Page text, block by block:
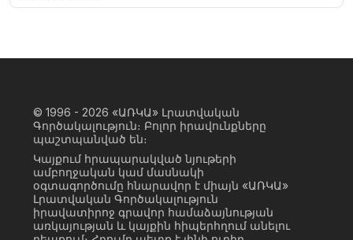
© 1996 - 2026 «ԱՌԿԱ» Լրատվական
Գործակալություն։ Բոլոր իրավունքները
պաշտպանված են։
Կայքում հրապարակված նյութերի
ամբողջական կամ մասնակի
օգտագործումը հնարավոր է միայն «ԱՌԿԱ»
Լրատվական Գործակալություն
իրավատիրոջ գրավոր համաձայնության
առկայության և կայքին հիպերհղում անելու